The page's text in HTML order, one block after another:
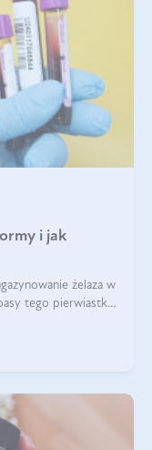
i jak
żelaza w
tego pierwiastka.